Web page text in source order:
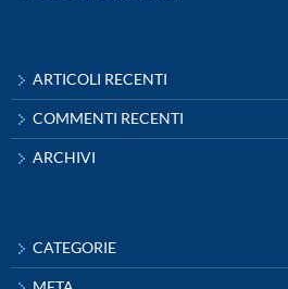
ARTICOLI RECENTI
COMMENTI RECENTI
ARCHIVI
CATEGORIE